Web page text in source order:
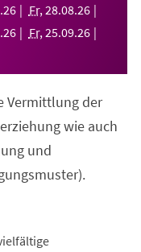
.26 Fr, 28.08.26
.26 Fr, 25.09.26
Vermittlung der
wie auch
und